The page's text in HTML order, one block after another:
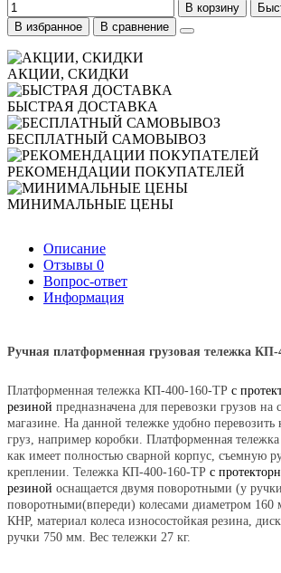
В корзину
В избранное
В сравнение
АКЦИИ, СКИДКИ
БЫСТРАЯ ДОСТАВКА
БЕСПЛАТНЫЙ САМОВЫВОЗ
РЕКОМЕНДАЦИИ ПОКУПАТЕЛЕЙ
МИНИМАЛЬНЫЕ ЦЕНЫ
Описание
Отзывы 0
Вопрос-ответ
Информация
Ручная платформенная грузовая тележка КП-
Платформенная тележка КП-400-160-ТР с
резиной предназначена для перевозки грузов на
магазине. На данной тележке удобно перевозить
груз, например коробки. Платформенная
как имеет полностью сварной корпус, съемную
креплении. Тележка КП-400-160-ТР с
резиной оснащается двумя поворотными (у
поворотными(впереди) колесами диаметром 160
КНР, материал колеса износостойкая резина,
ручки 750 мм. Вес тележки 27 кг.